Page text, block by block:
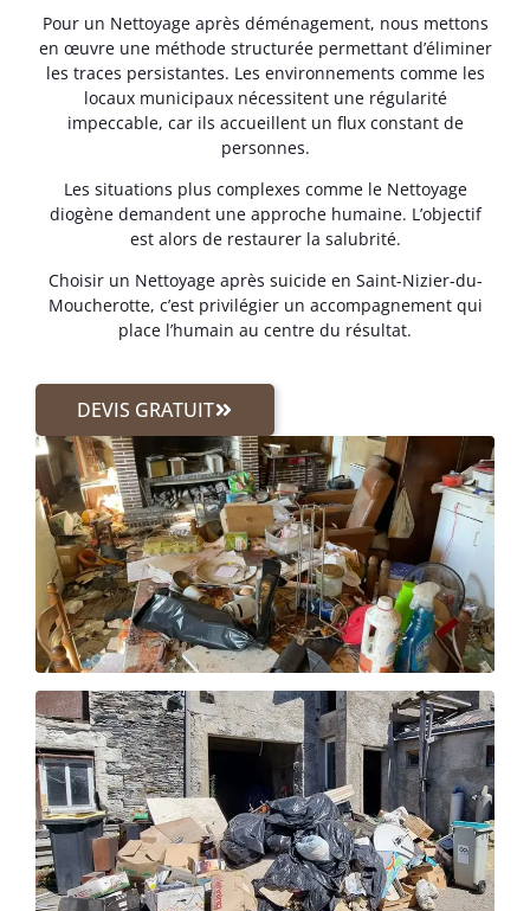
Pour un Nettoyage après déménagement, nous mettons
en œuvre une méthode structurée permettant d’éliminer
les traces persistantes. Les environnements comme les
locaux municipaux nécessitent une régularité
impeccable, car ils accueillent un flux constant de
personnes.
Les situations plus complexes comme le Nettoyage
diogène demandent une approche humaine. L’objectif
est alors de restaurer la salubrité.
Choisir un Nettoyage après suicide en Saint-Nizier-du-
Moucherotte, c’est privilégier un accompagnement qui
place l’humain au centre du résultat.
DEVIS GRATUIT